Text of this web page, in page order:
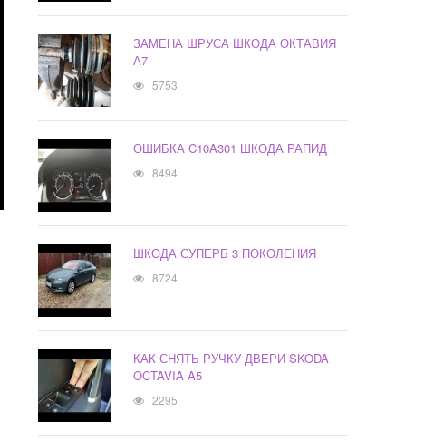
ЗАМЕНА ШРУСА ШКОДА ОКТАВИЯ
А7
5753
ОШИБКА C10A301 ШКОДА РАПИД
8494
ШКОДА СУПЕРБ 3 ПОКОЛЕНИЯ
8724
КАК СНЯТЬ РУЧКУ ДВЕРИ SKODA
OCTAVIA A5
2295